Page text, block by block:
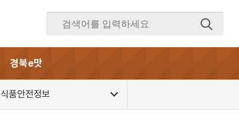
경북e맛
식품안전정보